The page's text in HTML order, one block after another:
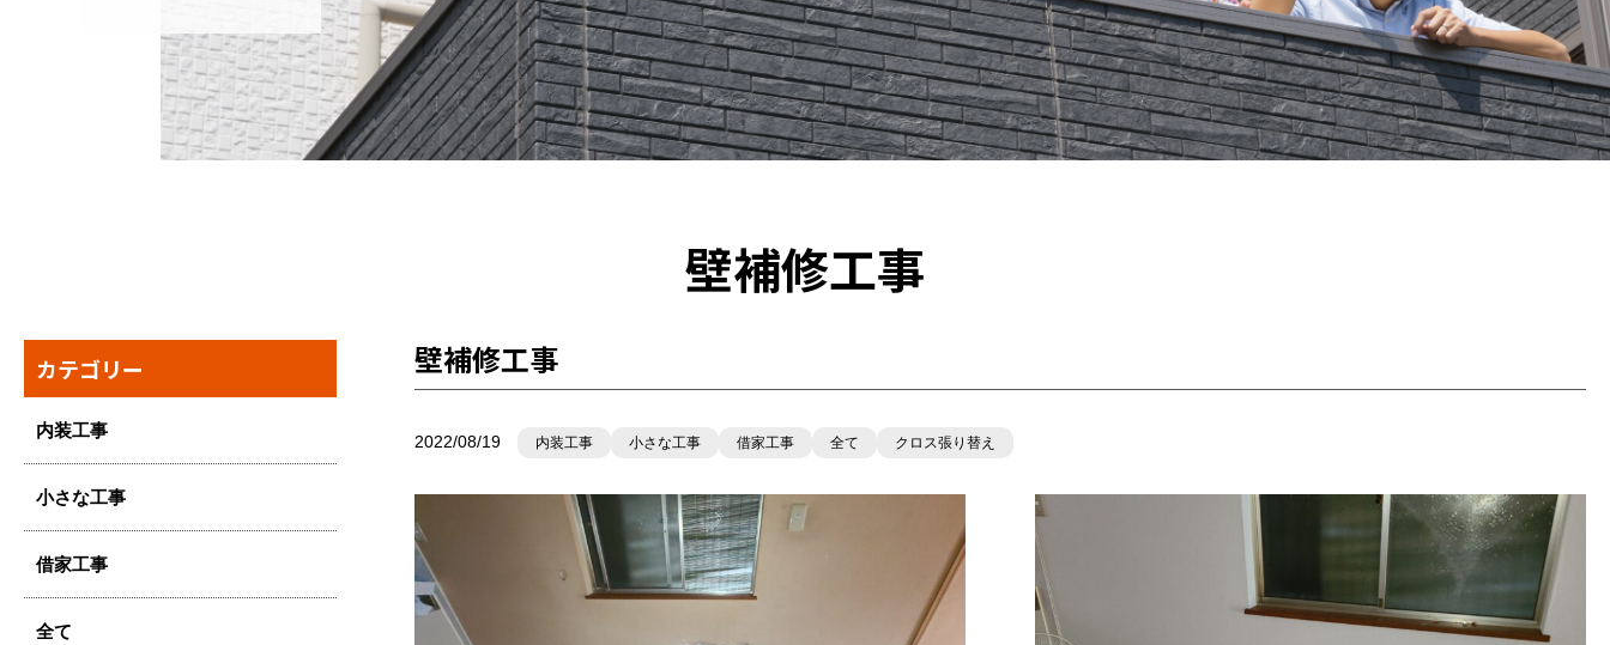
壁補修工事
壁補修工事
2022/08/19 内装工事 小さな工事 借家工事 全て クロス張り替え
カテゴリー
内装工事
小さな工事
借家工事
全て